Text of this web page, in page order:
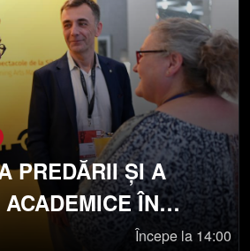
PREDĂRII ȘI A
ÎN
Începe la 14:00